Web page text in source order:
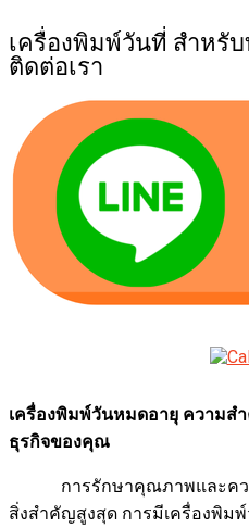
เครื่องพิมพ์วันที่ สำหรั
ติดต่อเรา
เครื่องพิมพ์วันหมดอายุ ความส
ธุรกิจของคุณ
การรักษาคุณภาพและควา
สิ่งสำคัญสูงสุด การมีเครื่องพิม